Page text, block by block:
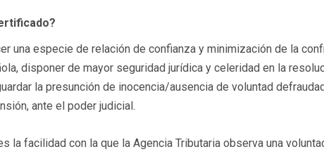
una especie de relación de confianza y minimización de la
disponer de mayor seguridad jurídica y celeridad en la
la presunción de inocencia/ausencia de voluntad
ante el poder judicial.
la facilidad con la que la Agencia Tributaria observa una